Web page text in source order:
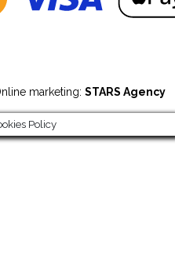
marketing: STARS Agency
Policy